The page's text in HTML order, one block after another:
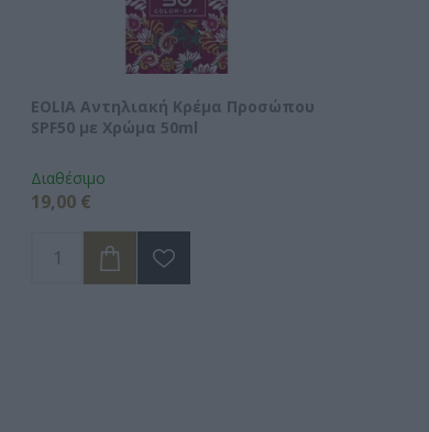
EOLIA Αντηλιακή Κρέμα Προσώπου
SPF50 με Χρώμα 50ml
Διαθέσιμο
19,00 €